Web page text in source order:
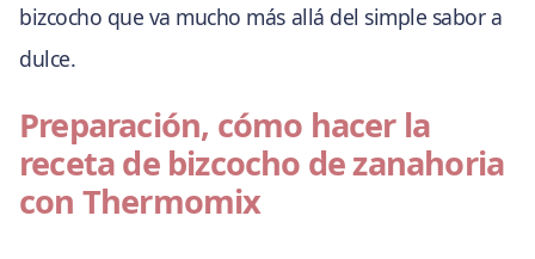
bizcocho que va mucho más allá del simple sabor a
dulce.
Preparación, cómo hacer la
receta de bizcocho de zanahoria
con Thermomix